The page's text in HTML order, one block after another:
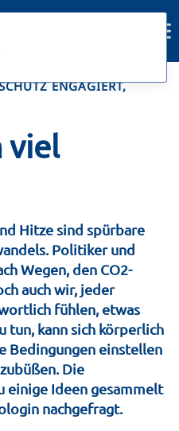
ENGAGIERT,
viel
Hitze sind spürbare
Politiker und
Wegen, den CO2-
auch wir, jeder
fühlen, etwas
tun, kann sich körperlich
Bedingungen einstellen
Die
einige Ideen gesammelt
nachgefragt.